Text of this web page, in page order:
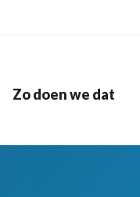
Zo doen we dat